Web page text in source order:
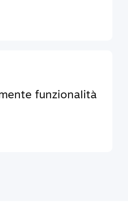
funzionalità